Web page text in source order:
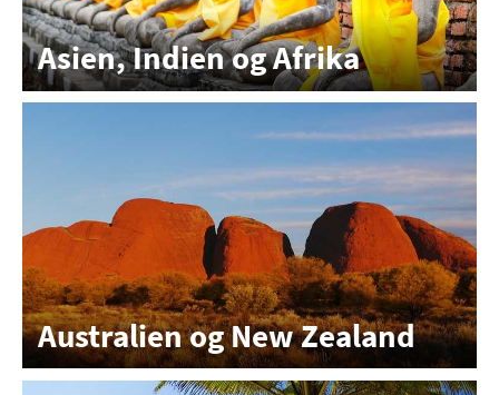
Asien, Indien og Afrika
Australien og New Zealand